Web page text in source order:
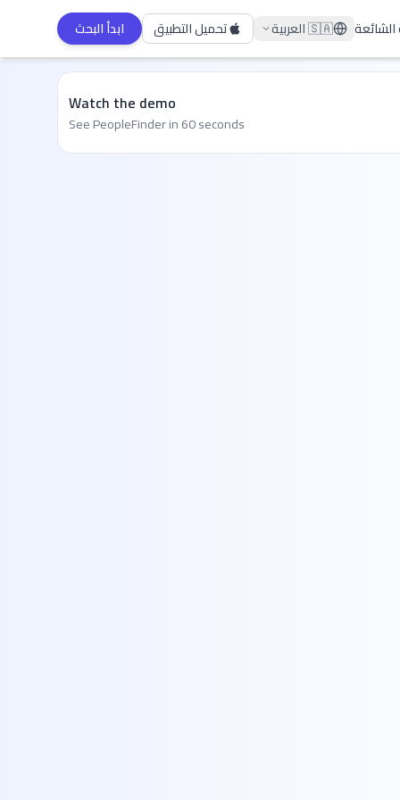
الشائعة 🇸🇦العربية تحميل التطبيق ابدأ البحث
Watch the demo
See PeopleFinder in 60 seconds